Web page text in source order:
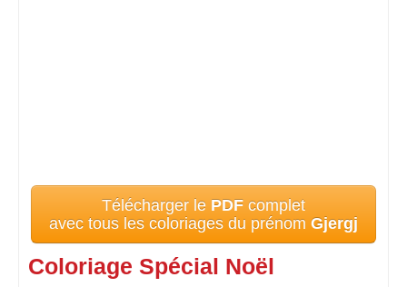
Télécharger le PDF complet
avec tous les coloriages du prénom Gjergj
Coloriage Spécial Noël